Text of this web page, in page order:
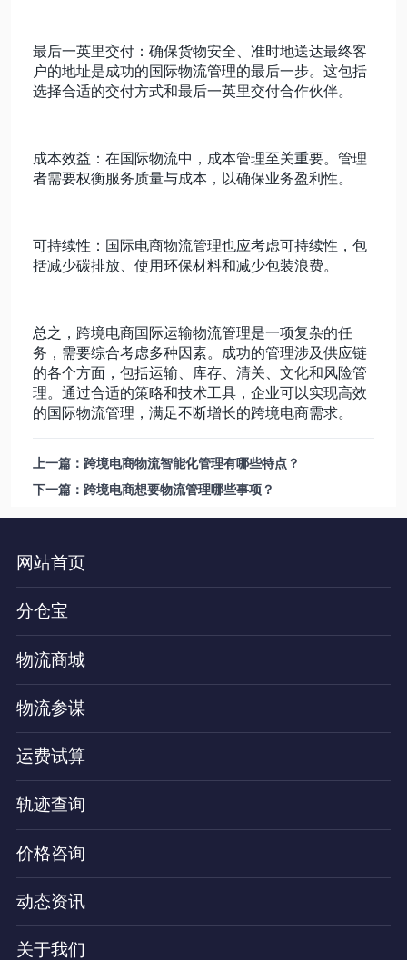
最后一英里交付：确保货物安全、准时地送达最终客
户的地址是成功的国际物流管理的最后一步。这包括
选择合适的交付方式和最后一英里交付合作伙伴。
成本效益：在国际物流中，成本管理至关重要。管理
者需要权衡服务质量与成本，以确保业务盈利性。
可持续性：国际电商物流管理也应考虑可持续性，包
括减少碳排放、使用环保材料和减少包装浪费。
总之，跨境电商国际运输物流管理是一项复杂的任
务，需要综合考虑多种因素。成功的管理涉及供应链
的各个方面，包括运输、库存、清关、文化和风险管
理。通过合适的策略和技术工具，企业可以实现高效
的国际物流管理，满足不断增长的跨境电商需求。
上一篇：跨境电商物流智能化管理有哪些特点？
下一篇：跨境电商想要物流管理哪些事项？
网站首页
分仓宝
物流商城
物流参谋
运费试算
轨迹查询
价格咨询
动态资讯
关于我们